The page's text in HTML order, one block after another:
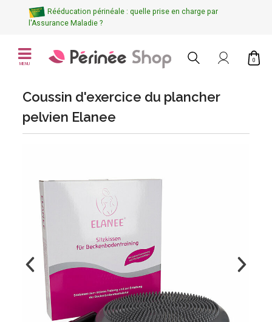
Rééducation périnéale : quelle prise en charge par
l'Assurance Maladie ?
MENU
0
Coussin d'exercice du plancher
pelvien Elanee